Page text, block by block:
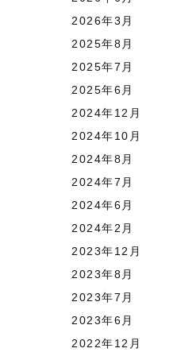
2026年3月
2025年8月
2025年7月
2025年6月
2024年12月
2024年10月
2024年8月
2024年7月
2024年6月
2024年2月
2023年12月
2023年8月
2023年7月
2023年6月
2022年12月